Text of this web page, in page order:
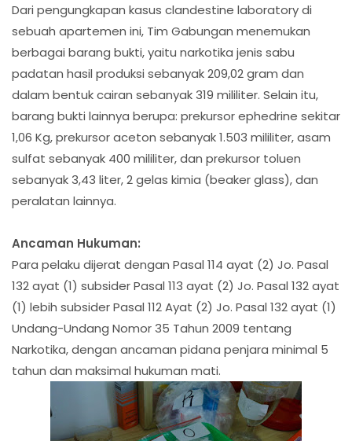
Dari pengungkapan kasus clandestine laboratory di
sebuah apartemen ini, Tim Gabungan menemukan
berbagai barang bukti, yaitu narkotika jenis sabu
padatan hasil produksi sebanyak 209,02 gram dan
dalam bentuk cairan sebanyak 319 mililiter. Selain itu,
barang bukti lainnya berupa: prekursor ephedrine sekitar
1,06 Kg, prekursor aceton sebanyak 1.503 mililiter, asam
sulfat sebanyak 400 mililiter, dan prekursor toluen
sebanyak 3,43 liter, 2 gelas kimia (beaker glass), dan
peralatan lainnya.
Ancaman Hukuman:
Para pelaku dijerat dengan Pasal 114 ayat (2) Jo. Pasal
132 ayat (1) subsider Pasal 113 ayat (2) Jo. Pasal 132 ayat
(1) lebih subsider Pasal 112 Ayat (2) Jo. Pasal 132 ayat (1)
Undang-Undang Nomor 35 Tahun 2009 tentang
Narkotika, dengan ancaman pidana penjara minimal 5
tahun dan maksimal hukuman mati.